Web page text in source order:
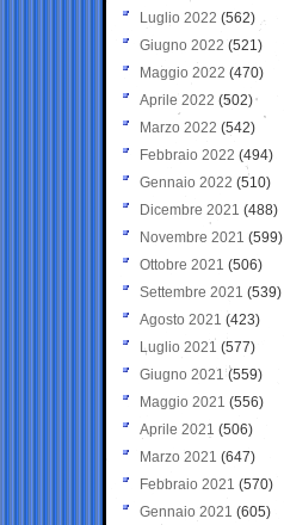
Luglio 2022 (562)
Giugno 2022 (521)
Maggio 2022 (470)
Aprile 2022 (502)
Marzo 2022 (542)
Febbraio 2022 (494)
Gennaio 2022 (510)
Dicembre 2021 (488)
Novembre 2021 (599)
Ottobre 2021 (506)
Settembre 2021 (539)
Agosto 2021 (423)
Luglio 2021 (577)
Giugno 2021(559)
Maggio 2021 (556)
Aprile 2021 (506)
Marzo 2021 (647)
Febbraio 2021 (570)
Gennaio 2021 (605)